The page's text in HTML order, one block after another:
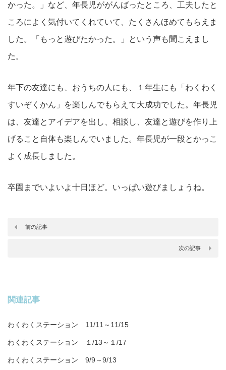
かった。」など、年長児ががんばったところ、工夫したと
ころによく気付いてくれていて、たくさんほめてもらえま
した。「もっと遊びたかった。」という声も聞こえまし
た。
年下の友達にも、おうちの人にも、１年生にも「わくわく
すいぞくかん」を楽しんでもらえて大成功でした。年長児
は、友達とアイデアを出し、相談し、友達と遊びを作り上
げること自体も楽しんでいました。年長児が一段とかっこ
よく成長しました。
卒園までいよいよ十日ほど。いっぱい遊びましょうね。
前の記事
次の記事
関連記事
わくわくステーション 11/11～11/15
わくわくステーション １/13～１/17
わくわくステーション 9/9～9/13